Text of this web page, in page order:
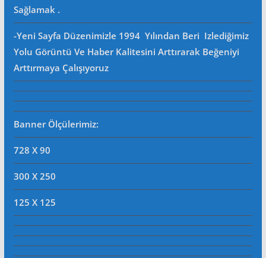
Sağlamak .
-Yeni Sayfa Düzenimizle 1994 Yılından Beri Izlediğimiz
Yolu Görüntü Ve Haber Kalitesini Arttırarak Beğeniyi
Arttırmaya Çalışıyoruz
Banner Ölçülerimiz:
728 X 90
300 X 250
125 X 125